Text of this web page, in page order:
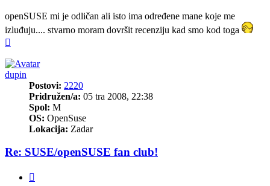
openSUSE mi je odličan ali isto ima određene mane koje me
izluđuju.... stvarno moram dovršit recenziju kad smo kod toga
dupin
Postovi: 2220
Pridružen/a: 05 tra 2008, 22:38
Spol: M
OS: OpenSuse
Lokacija: Zadar
Re: SUSE/openSUSE fan club!